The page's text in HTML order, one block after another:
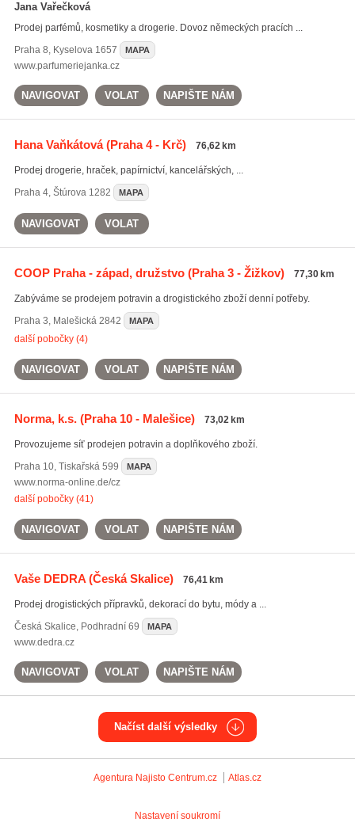
Jana Vařečková
Prodej parfémů, kosmetiky a drogerie. Dovoz německých pracích ...
Praha 8, Kyselova 1657 MAPA
www.parfumeriejanka.cz
NAVIGOVAT VOLAT NAPIŠTE NÁM
Hana Vaňkátová(Praha 4 - Krč) 76,62 km
Prodej drogerie, hraček, papírnictví, kancelářských, ...
Praha 4, Štúrova 1282 MAPA
NAVIGOVAT VOLAT
COOP Praha - západ, družstvo(Praha 3 - Žižkov) 77,30 km
Zabýváme se prodejem potravin a drogistického zboží denní potřeby.
Praha 3, Malešická 2842 MAPA
další pobočky (4)
NAVIGOVAT VOLAT NAPIŠTE NÁM
Norma, k.s.(Praha 10 - Malešice) 73,02 km
Provozujeme síť prodejen potravin a doplňkového zboží.
Praha 10, Tiskařská 599 MAPA
www.norma-online.de/cz
další pobočky (41)
NAVIGOVAT VOLAT NAPIŠTE NÁM
Vaše DEDRA(Česká Skalice) 76,41 km
Prodej drogistických přípravků, dekorací do bytu, módy a ...
Česká Skalice, Podhradní 69 MAPA
www.dedra.cz
NAVIGOVAT VOLAT NAPIŠTE NÁM
Načíst další výsledky
Agentura Najisto Centrum.cz Atlas.cz
Nastavení soukromí